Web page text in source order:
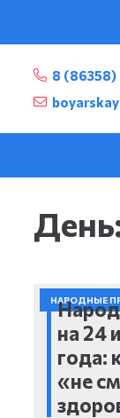
8 (86358)
НАРОДНЫЕ
на 24
года:
«не